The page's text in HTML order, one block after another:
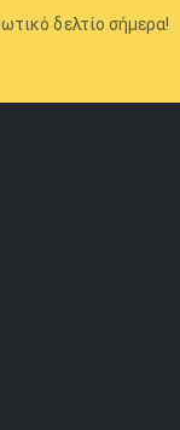
δελτίο σήμερα!